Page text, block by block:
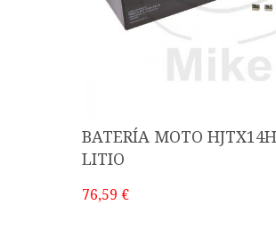
BATERÍA MOTO
LITIO
76,59 €